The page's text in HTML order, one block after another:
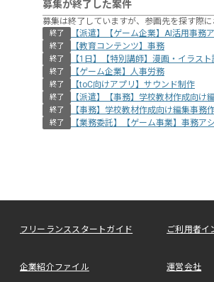
募集が終了した案件
募集は終了していますが、参画先を探す際
終了 【派遣】【ゲーム企業】AI活用事務
終了 【教育コンテンツ】事務
終了 【1日】【特別講師】漫画・イラス
終了 【ゲーム企業】人事労務
終了 【toC向けアプリ】サウンド制作
終了 【派遣】【事務】学校教材作成向け
終了 【事務】学校教材作成向け編集事務
終了 【業務委託】【ゲーム事業】事務ア
フリーランススタートガイド ご利用者イ
企業紹介ファイル 運営会社